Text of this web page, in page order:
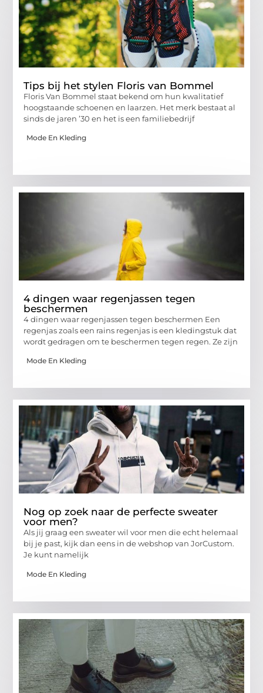
Tips bij het stylen Floris van Bommel
Floris Van Bommel staat bekend om hun kwalitatief
hoogstaande schoenen en laarzen. Het merk bestaat al
sinds de jaren ’30 en het is een familiebedrijf
Mode En Kleding
4 dingen waar regenjassen tegen
beschermen
4 dingen waar regenjassen tegen beschermen Een
regenjas zoals een rains regenjas is een kledingstuk dat
wordt gedragen om te beschermen tegen regen. Ze zijn
Mode En Kleding
Nog op zoek naar de perfecte sweater
voor men?
Als jij graag een sweater wil voor men die echt helemaal
bij je past, kijk dan eens in de webshop van JorCustom.
Je kunt namelijk
Mode En Kleding